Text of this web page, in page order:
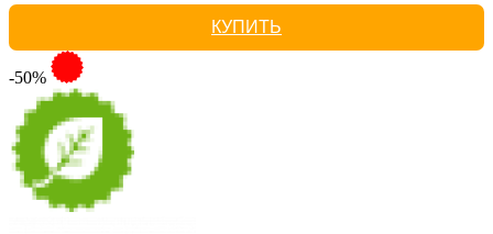
КУПИТЬ
-50%